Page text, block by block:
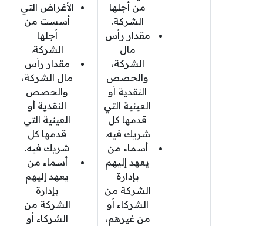
من أجلها
الشركة.
مقدار رأس
مال
الشركة،
والحصص
النقدية أو
العينية التي
قدمها كل
شريك فيه.
أسماء من
يعهد إليهم
بإدارة
الشركة من
الشركاء أو
من غيرهم،
الأغراض التي
أسست من
أجلها
الشركة.
مقدار رأس
مال الشركة،
والحصص
النقدية أو
العينية التي
قدمها كل
شريك فيه.
أسماء من
يعهد إليهم
بإدارة
الشركة من
الشركاء أو